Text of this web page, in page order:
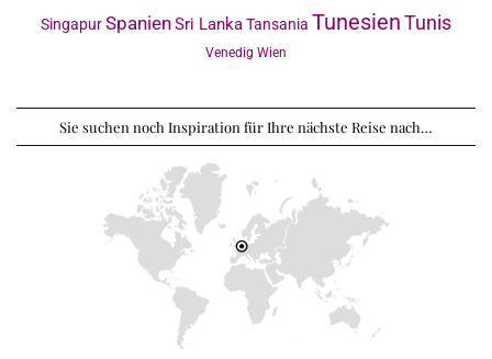
SingapurSpanienSri Lanka Tansania TunesienTunis
Venedig Wien
Sie suchen noch Inspiration für Ihre nächste Reise nach…